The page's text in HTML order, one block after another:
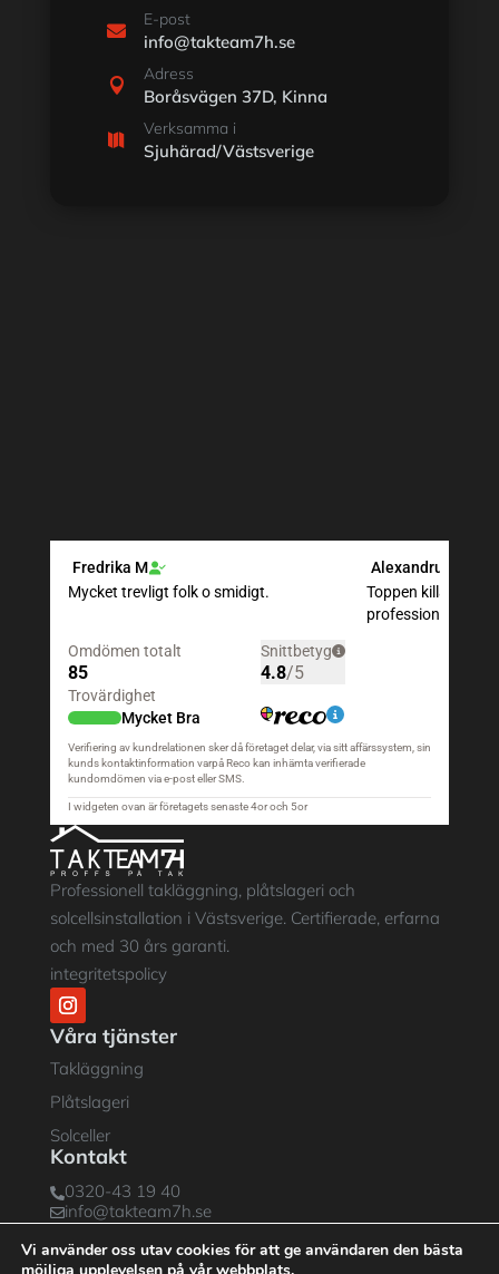

E-post
info@takteam7h.se

Adress
Boråsvägen 37D, Kinna

Verksamma i
Sjuhärad/Västsverige
Professionell takläggning, plåtslageri och
solcellsinstallation i Västsverige. Certifierade, erfarna
och med 30 års garanti.
integritetspolicy
Våra tjänster
Takläggning
Plåtslageri
Solceller
Kontakt
0320-43 19 40
info@takteam7h.se
Boråsvägen 37D, Kinna
Vi använder oss utav cookies för att ge användaren den bästa